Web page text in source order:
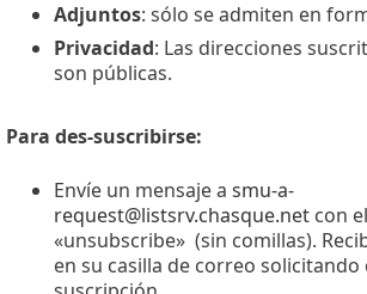
Adjuntos: sólo se admiten en
Privacidad: Las direcciones
son públicas.
Para des-suscribirse:
Envíe un mensaje a smu-a-
request@listsrv.chasque.net con
«unsubscribe» (sin comillas).
en su casilla de correo